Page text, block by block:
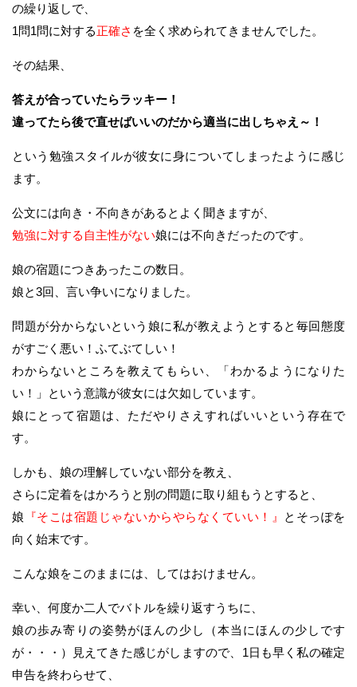
の繰り返しで、
1問1問に対する正確さ を全く求められてきませんでした。
その結果、
答えが合っていたらラッキー！
違ってたら後で直せばいいのだから適当に出しちゃえ～！
という勉強スタイルが彼女に身についてしまったように感じ
ます。
公文には向き・不向きがあるとよく聞きますが、
勉強に対する自主性がない娘には不向きだったのです。
娘の宿題につきあったこの数日。
娘と3回、言い争いになりました。
問題が分からないという娘に私が教えようとすると毎回態度
がすごく悪い！ふてぶてしい！
わからないところを教えてもらい、「わかるようになりた
い！」という意識が彼女には欠如しています。
娘にとって宿題は、ただやりさえすればいいという存在で
す。
しかも、娘の理解していない部分を教え、
さらに定着をはかろうと別の問題に取り組もうとすると、
娘 『そこは宿題じゃないからやらなくていい！』
とそっぽを
向く始末です。
こんな娘をこのままには、してはおけません。
幸い、何度か二人でバトルを繰り返すうちに、
娘の歩み寄りの姿勢がほんの少し（本当にほんの少しです
が・・・）見えてきた感じがしますので、1日も早く私の確定
申告を終わらせて、